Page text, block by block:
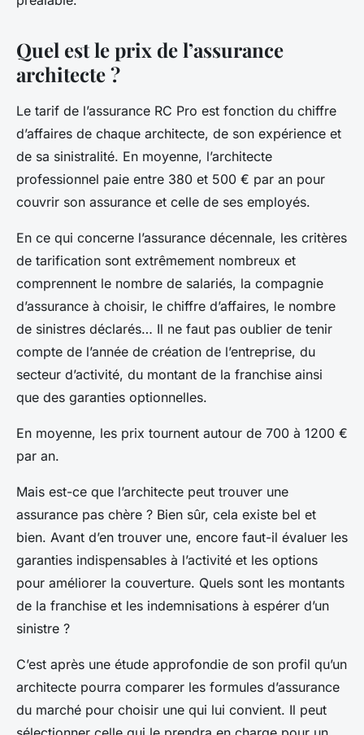
Quel est le prix de l’assurance
architecte ?
Le tarif de l’assurance RC Pro est fonction du chiffre
d’affaires de chaque architecte, de son expérience et
de sa sinistralité. En moyenne, l’architecte
professionnel paie entre 380 et 500 € par an pour
couvrir son assurance et celle de ses employés.
En ce qui concerne l’assurance décennale, les critères
de tarification sont extrêmement nombreux et
comprennent le nombre de salariés, la compagnie
d’assurance à choisir, le chiffre d’affaires, le nombre
de sinistres déclarés… Il ne faut pas oublier de tenir
compte de l’année de création de l’entreprise, du
secteur d’activité, du montant de la franchise ainsi
que des garanties optionnelles.
En moyenne, les prix tournent autour de 700 à 1200 €
par an.
Mais est-ce que l’architecte peut trouver une
assurance pas chère ? Bien sûr, cela existe bel et
bien. Avant d’en trouver une, encore faut-il évaluer les
garanties indispensables à l’activité et les options
pour améliorer la couverture. Quels sont les montants
de la franchise et les indemnisations à espérer d’un
sinistre ?
C’est après une étude approfondie de son profil qu’un
architecte pourra comparer les formules d’assurance
du marché pour choisir une qui lui convient. Il peut